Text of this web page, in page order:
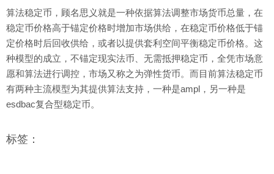
算法稳定币，顾名思义就是一种依据算法调整市场货币总量，在
稳定币价格高于锚定价格时增加市场供给，在稳定币价格低于锚
定价格时后回收供给，或者以提供套利空间平衡稳定币价格。这
种模型的成立，不锚定现实法币、无需抵押稳定币，全凭市场意
愿和算法进行调控，市场又称之为弹性货币。而目前算法稳定币
有两种主流模型为其提供算法支持，一种是ampl，另一种是
esdbac复合型稳定币。
标签：